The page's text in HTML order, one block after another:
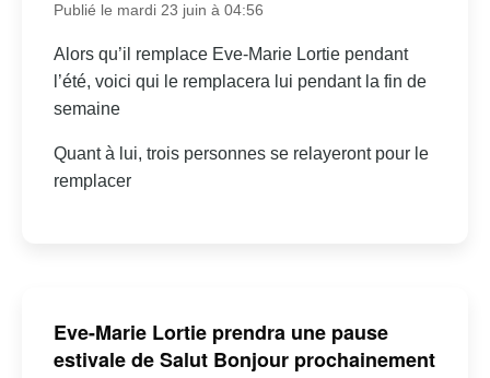
Publié le mardi 23 juin à 04:56
Alors qu’il remplace Eve-Marie Lortie pendant
l’été, voici qui le remplacera lui pendant la fin de
semaine
Quant à lui, trois personnes se relayeront pour le
remplacer
Eve-Marie Lortie prendra une pause
estivale de Salut Bonjour prochainement